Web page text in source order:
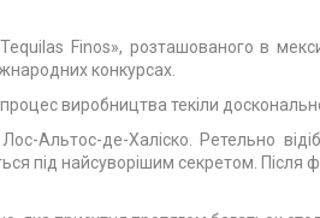
Finos», розташованого в
конкурсах.
виробництва текіли
Альтос-де-Халіско. Ретельно
під найсуворішим секретом. Після